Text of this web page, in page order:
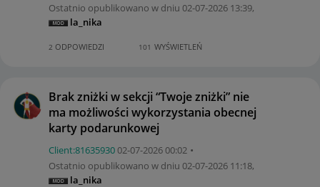
Ostatnio opublikowano w dniu ‎02-07-2026 13:39,
la_nika
2 ODPOWIEDZI 101 WYŚWIETLEŃ
Brak zniżki w sekcji “Twoje zniżki” nie
ma możliwości wykorzystania obecnej
karty podarunkowej
Client:81635930‎02-07-202600:02
Ostatnio opublikowano w dniu ‎02-07-2026 11:18,
la_nika